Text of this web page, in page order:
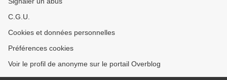
C.G.U.
Cookies et données personnelles
Préférences cookies
Voir le profil de anonyme sur le portail Overblog